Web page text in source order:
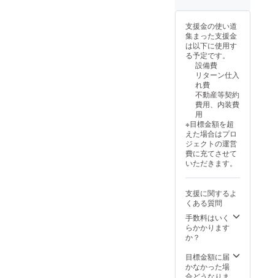
記入く
ださ
い。
期：
11月中
旬に確
保予定
※確保で
きない
場合
業日以
降随時
掲載致
しま
す。
掲載し
い名前
を記載
くださ
い。 ※
備考欄
に記載
場合
は、辞
たもの
とさせ
て頂き
ます
が、後
日、お
ルを送
らせて
頂いた
際への
返信で
ます。
※このリ
ターン
支援金の使い道
集まった支援金
は以下に使用す
る予定です。
設備費
リターン仕入
れ費
不動産等契約
費用、内装費
用
※目標金額を超
えた場合はプロ
ジェクトの運営
費に充てさせて
いただきます。
支援に関するよ
くある質問
手数料はいく
らかかります
か？
目標金額に届
かなかった場
合どうなりま